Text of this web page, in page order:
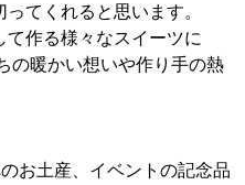
てくれると思います。
作る様々なスイーツに
の暖かい想いや作り手の熱
お土産、イベントの記念品